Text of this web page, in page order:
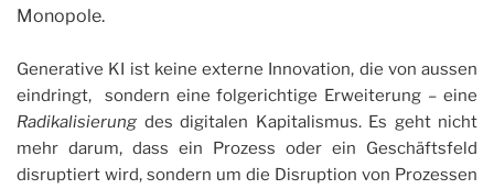
Monopole.
Generative KI ist keine externe Innovation, die von aussen
eindringt, sondern eine folgerichtige Erweiterung – eine
Radikalisierung des digitalen Kapitalismus. Es geht nicht
mehr darum, dass ein Prozess oder ein Geschäftsfeld
disruptiert wird, sondern um die Disruption von Prozessen